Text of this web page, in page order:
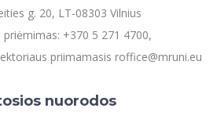
g. 20, LT-08303 Vilnius
priėmimas: +370 5 271 4700,
priimamasis roffice@mruni.eu
nuorodos